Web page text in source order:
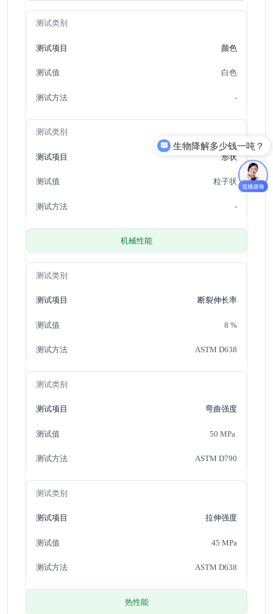
颜色
白色
-
形状
粒子状
-
机械性能
断裂伸长率
8 %
ASTM D638
弯曲强度
50 MPa
ASTM D790
拉伸强度
45 MPa
ASTM D638
热性能
生物降解多少钱一吨？